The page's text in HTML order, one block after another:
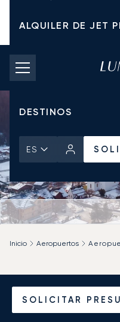
ALQUILER DE JET
TARIFAS DE
JETS PRIVADOS
DESTINOS
ES
SOLICITAR
Inicio Aeropuertos
Vuele en